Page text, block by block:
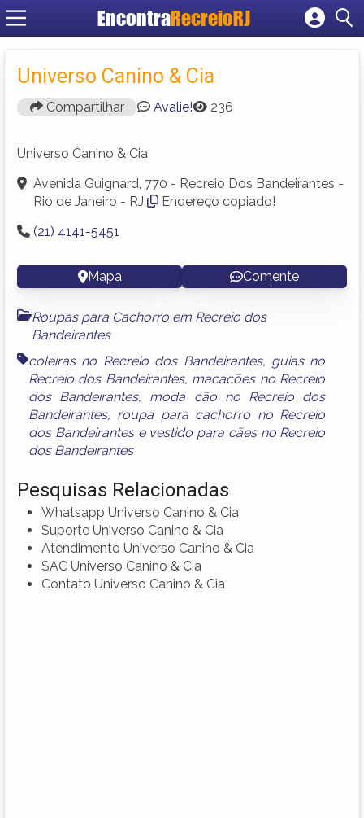
EncontraRecreioRJ
Cadastrar empresa
Criar conta
Universo Canino & Cia
Compartilhar Avalie! 236
Universo Canino & Cia
Avenida Guignard, 770 - Recreio Dos Bandeirantes -
Rio de Janeiro - RJ
Endereço copiado!
(21) 4141-5451
Mapa Comente
Roupas para Cachorro em Recreio dos
Bandeirantes
coleiras no Recreio dos Bandeirantes, guias no
Recreio dos Bandeirantes, macacões no Recreio
dos Bandeirantes, moda cão no Recreio dos
Bandeirantes, roupa para cachorro no Recreio
dos Bandeirantese vestido para cães no Recreio
dos Bandeirantes
Pesquisas Relacionadas
Whatsapp Universo Canino & Cia
Suporte Universo Canino & Cia
Atendimento Universo Canino & Cia
SAC Universo Canino & Cia
Contato Universo Canino & Cia